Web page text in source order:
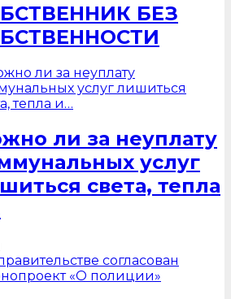
БЕЗ
ли за неуплату
услуг
света, тепла